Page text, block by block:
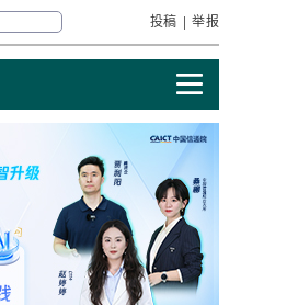
投稿 | 举报